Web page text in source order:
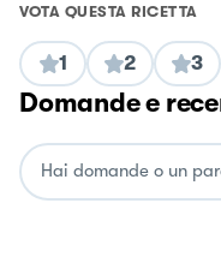
VOTA QUESTA RICETTA
1 2 3
Domande e